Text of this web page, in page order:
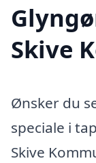
Skive
Ønsker du
speciale i
Skive